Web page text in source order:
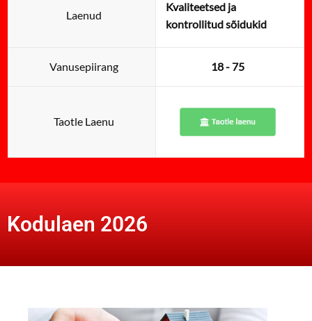
Laenud
Kvaliteetsed ja
kontrollitud sõidukid
Vanusepiirang 18 - 75
Taotle Laenu
Kodulaen 2026